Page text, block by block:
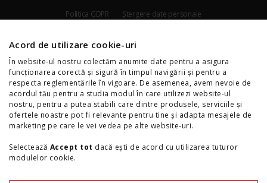
Acord de utilizare cookie-uri
În website-ul nostru colectăm anumite date pentru a asigura
funcționarea corectă și sigură în timpul navigării și pentru a
respecta reglementările în vigoare. De asemenea, avem nevoie de
acordul tău pentru a studia modul în care utilizezi website-ul
nostru, pentru a putea stabili care dintre produsele, serviciile și
ofertele noastre pot fi relevante pentru tine și adapta mesajele de
marketing pe care le vei vedea pe alte website-uri.
Selectează Accept tot dacă ești de acord cu utilizarea tuturor
modulelor cookie.
SelecteazăSetări cookie-uridacă preferi să alegi tipurile de
Politica GDPR
Ștergere date personale
Raport public Country by Country
Honda Auto
Contact
Ce este SAL?
Soluționare litigii online
Insolvență persoane fizice
EU Data Act